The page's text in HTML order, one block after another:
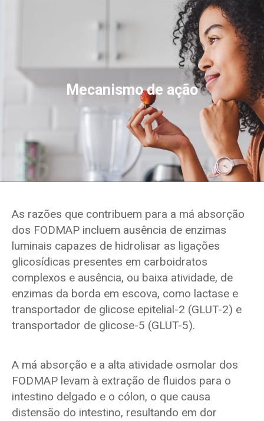
Mecanismo de ação
As razões que contribuem para a má absorção
dos FODMAP incluem ausência de enzimas
luminais capazes de hidrolisar as ligações
glicosídicas presentes em carboidratos
complexos e ausência, ou baixa atividade, de
enzimas da borda em escova, como lactase e
transportador de glicose epitelial-2 (GLUT-2) e
transportador de glicose-5 (GLUT-5).
A má absorção e a alta atividade osmolar dos
FODMAP levam à extração de fluidos para o
intestino delgado e o cólon, o que causa
distensão do intestino, resultando em dor